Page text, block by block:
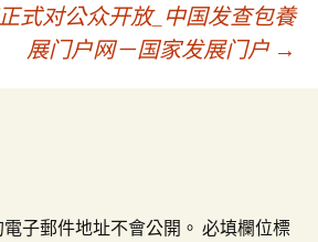
式对公众开放_中国发查包養
展门户网－国家发展门户 →
子郵件地址不會公開。 必填欄位標